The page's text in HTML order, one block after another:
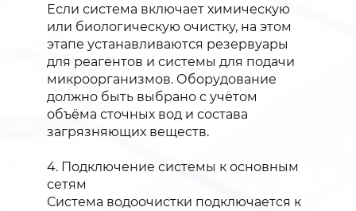
Если система включает химическую
или биологическую очистку, на этом
этапе устанавливаются резервуары
для реагентов и системы для подачи
микроорганизмов. Оборудование
должно быть выбрано с учётом
объёма сточных вод и состава
загрязняющих веществ.
4. Подключение системы к основным
сетям
Система водоочистки подключается к